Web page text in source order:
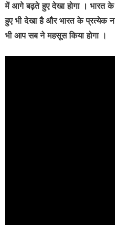
में आगे बढ़ते हुए देखा होगा । भारत के
हुए भी देखा है और भारत के प्रत्येक
भी आप सब ने महसूस किया होगा ।